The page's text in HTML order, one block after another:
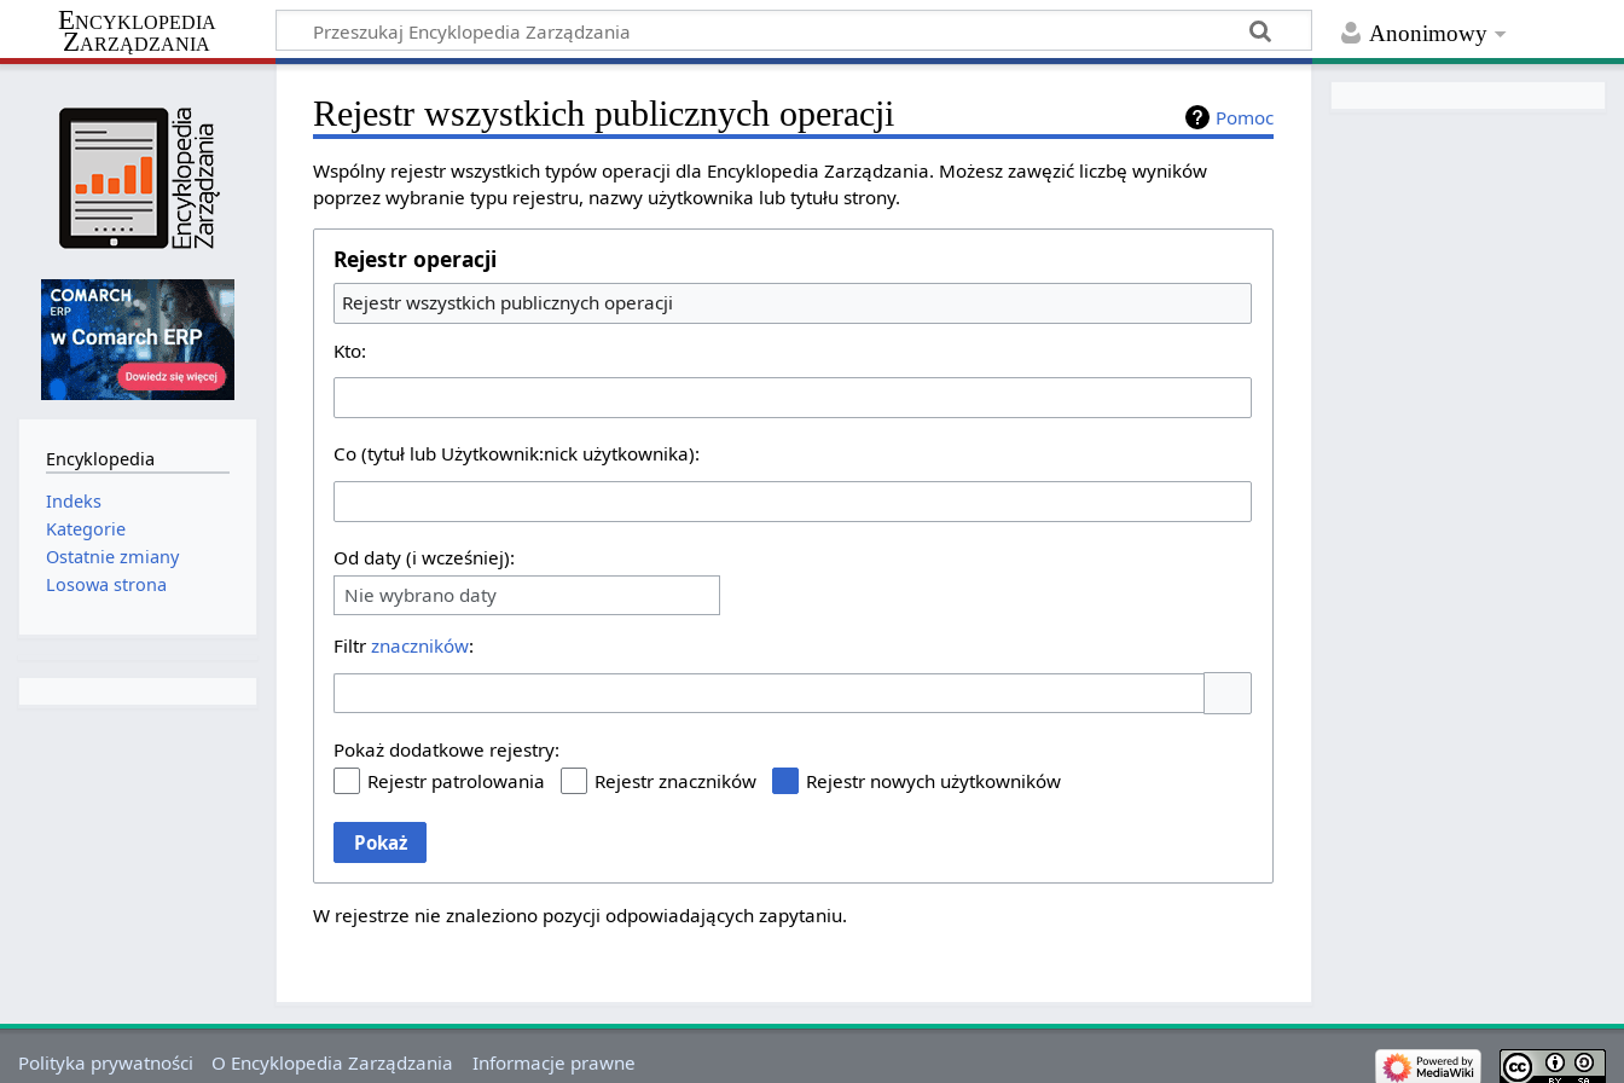
Anonimowy
Encyklopedia
Zarządzania
Pomoc
Rejestr wszystkich publicznych operacji
Wspólny rejestr wszystkich typów operacji dla Encyklopedia Zarządzania. Możesz zawęzić liczbę wyników
poprzez wybranie typu rejestru, nazwy użytkownika lub tytułu strony.
Rejestr operacji
Rejestr wszystkich publicznych operacji
Kto:
Co (tytuł lub Użytkownik:nick użytkownika):
Od daty (i wcześniej):
Nie wybrano daty
Filtrznaczników:
Pokaż dodatkowe rejestry:
Rejestr patrolowania
Rejestr znaczników Rejestr nowych użytkowników
Pokaż
W rejestrze nie znaleziono pozycji odpowiadających zapytaniu.
Encyklopedia
Indeks
Kategorie
Ostatnie zmiany
Losowa strona
Polityka prywatności O Encyklopedia Zarządzania Informacje prawne